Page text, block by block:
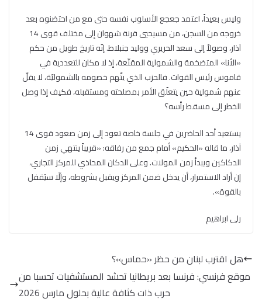
وليس بعيداً، اعتمد جعجع الأسلوب نفسه حتى مع من احتضنوه بعد
خروجه من السجن، من مسيحيي قرنة شهوان إلى مختلف قوى 14
آذار، وصولاً إلى سعد الحريري ووليد جنبلاط. إنّه تاريخ طويل من حكم
«الأنا» المتضخمة والشمولية المقنّعة، إذ لا مكان للتعددية في
قاموس رئيس القوات. فالحزب الذي يتّهم خصومه بالشموليّة، لا يقلّ
عنهم شمولية حين يتعلّق الأمر بمصلحته ومستقبله، فكيف إذا وصل
الخطر إلى مسقط رأسه؟
يستعيد أحد الحاضرين في جلسة خاصة تعود إلى زمن صعود قوى 14
آذار، ما قاله «الحكيم» أمام جمع من رفاقه: «قريباً ينتهي زمن
الدكاكين ويبدأ زمن المولات. وعلى الدكان المحاذي للمركز التجاري،
إن أراد الاستمرار، أن يدخل ضمن المركز ويقبل بشروطه، وإلّا سيُقفل
بالقوة».
رلى ابراهيم
هل اقترب لبنان من حظر «حماس»؟
موقع فرنسي: فرنسا بعد بريطانيا تحشد المستشفيات تحسبا من
حرب ذات كثافة عالية بحلول مارس 2026